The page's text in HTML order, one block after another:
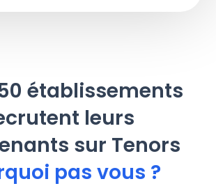
établissements
leurs
sur Tenors
pas vous ?